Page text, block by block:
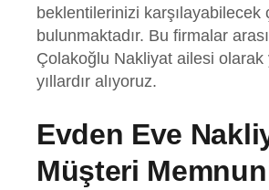
beklentilerinizi karşılayabilecek
bulunmaktadır. Bu firmalar
Çolakoğlu Nakliyat ailesi olarak
yıllardır alıyoruz.
Evden Eve
Müşteri